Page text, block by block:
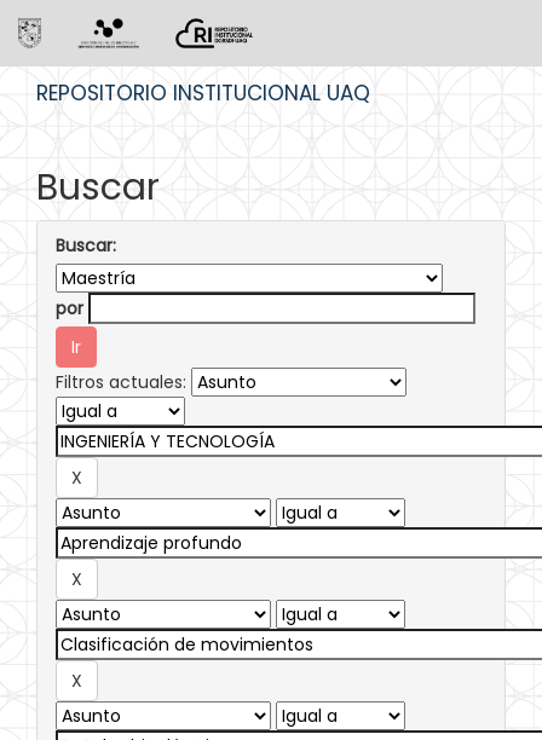
REPOSITORIO INSTITUCIONAL UAQ
Buscar
Buscar:
por
Filtros actuales: